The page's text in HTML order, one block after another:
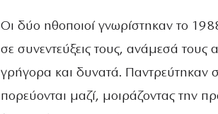
Οι δύο ηθοποιοί γνωρίστηκαν το
σε συνεντεύξεις τους, ανάμεσά
γρήγορα και δυνατά. Παντρεύτηκαν
πορεύονται μαζί, μοιράζοντας την